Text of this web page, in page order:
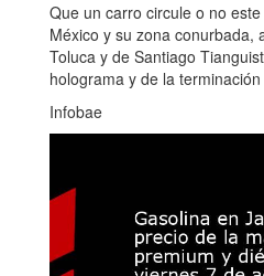
Que un carro circule o no
México y su zona conurbada,
Toluca y de Santiago
holograma y de la
Infobae